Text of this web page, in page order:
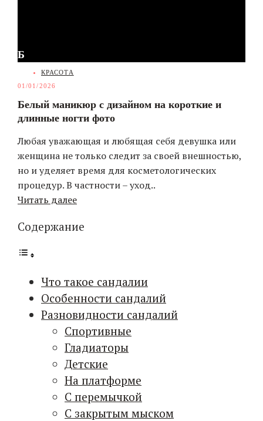
Б
CATEGORIES
КРАСОТА
01/01/2026
Белый маникюр с дизайном на короткие и
длинные ногти фото
Любая уважающая и любящая себя девушка или
женщина не только следит за своей внешностью,
но и уделяет время для косметологических
процедур. В частности – уход..
Читать далее
Содержание
Что такое сандалии
Особенности сандалий
Разновидности сандалий
Спортивные
Гладиаторы
Детские
На платформе
С перемычкой
С закрытым мыском